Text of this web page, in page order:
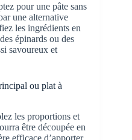
pour une pâte sans
une alternative
les ingrédients en
épinards ou des
savoureux et
ou plat à
les proportions et
être découpée en
efficace d’apporter